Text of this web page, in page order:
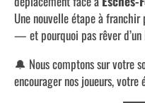
Une nouvelle étape à
— et pourquoi pas rêver d’un
🔔 Nous comptons sur votre
encourager nos joueurs,